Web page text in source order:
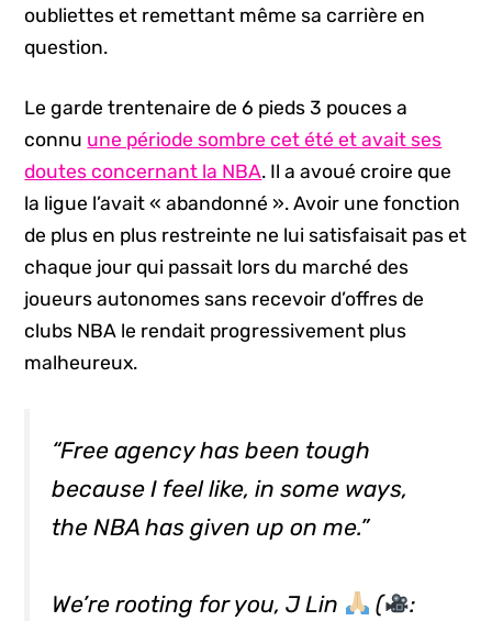
oubliettes et remettant même sa carrière en
question.
Le garde trentenaire de 6 pieds 3 pouces a
connu une période sombre cet été et avait ses
doutes concernant la NBA. Il a avoué croire que
la ligue l’avait « abandonné ». Avoir une fonction
de plus en plus restreinte ne lui satisfaisait pas et
chaque jour qui passait lors du marché des
joueurs autonomes sans recevoir d’offres de
clubs NBA le rendait progressivement plus
malheureux.
“Free agency has been tough
because I feel like, in some ways,
the NBA has given up on me.”
We’re rooting for you, J Lin ( :